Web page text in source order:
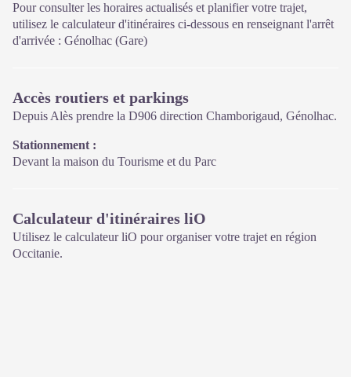
Ouvert d'avril à octobre
Pour consulter les horaires actualisés et planifier votre trajet,
utilisez le calculateur d'itinéraires ci-dessous en renseignant l'arrêt
d'arrivée : Génolhac (Gare)
Accès routiers et parkings
Depuis Alès prendre la D906 direction Chamborigaud, Génolhac.
Stationnement :
Devant la maison du Tourisme et du Parc
Calculateur d'itinéraires liO
Utilisez le calculateur liO pour organiser votre trajet en région
Occitanie.